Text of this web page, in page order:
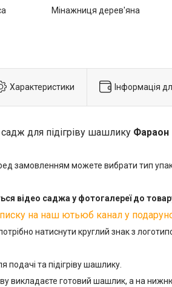
Мінажниця дерев'яна
Характеристики Інформація
для підігріву шашлику Фараон
замовленням можете вибрати тип
відео саджа у фотогалереї до
на наш ютьюб канал у
натиснути круглий знак з
подачі та підігріву шашлику.
викладаєте готовий шашлик, а на нижню